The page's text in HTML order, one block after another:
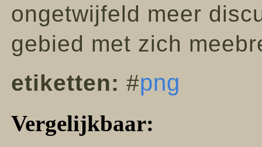
ongetwijfeld meer
gebied met zich
etiketten: #png
Vergelijkbaar: